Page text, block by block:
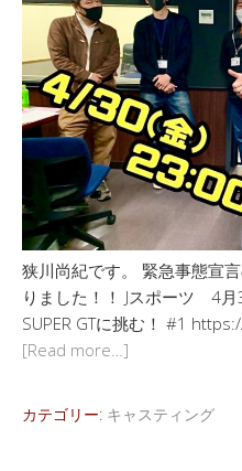
狭川尚紀です。 緊急事態宣
りました！！ Jスポーツ 4
SUPER GTに挑む！ #1
[Read more…]
カテゴリー: キャスティング